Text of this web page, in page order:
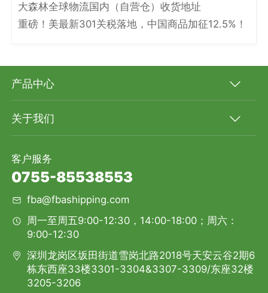
大森林全球物流国内（自营仓）收货地址
重磅！美最新301关税落地，中国商品加征12.5%！
产品中心
关于我们
客户服务
0755-85538553
fba@fbashipping.com
周一至周五9:00-12:30，14:00-18:00；周六：
9:00-12:30
深圳龙岗区坂田街道雪岗北路2018号天安云谷2期6
栋东西座33楼3301-3304&3307-3309/东座32楼
3205-3206